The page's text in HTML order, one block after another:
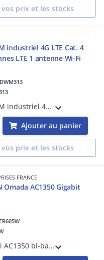
prix et les stocks
industriel 4G LTE Cat. 4
LTE 1 antenne Wi-Fi
Routeur M2M industriel 4G LTE Cat. 4 Wi-Fi - Deux antennes LTE externes -Une antenne Wi-Fi externe - Débit LTE descendant/montant 150 Mbps/50 Mbps - 802.11n - Double SIM - 1 port FE - Serveur VPN - Température étendue -30°C à +60°C
Ajouter au panier
prix et les stocks
FRANCE
Omada AC1350 Gigabit
Routeur WiFi AC1350 bi-bande (867 Mbps@5 GHz, 450 Mbps@2,4 GHz), 5 ports Gigabit et 4 antennes pour couverture. Admin cloud via Omada, VPN (IPSec, OpenVPN, PPTP, L2TP) et sécurité avancée (DoS, filtrage IP/MAC/URL).